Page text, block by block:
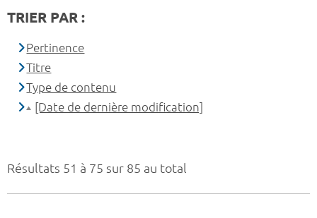
Résultats 51 à 75 sur 85 au total
TRIER PAR :
Pertinence
Titre
Type de contenu
[Date de dernière modification]